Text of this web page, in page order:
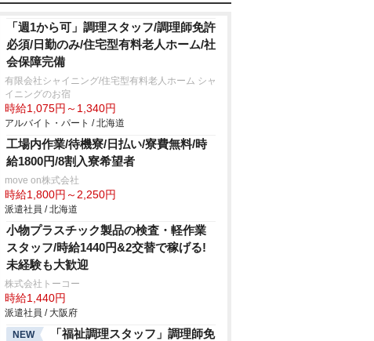
「週1から可」調理スタッフ/調理師免許
必須/日勤のみ/住宅型有料老人ホーム/社
会保障完備
有限会社シャイニング/住宅型有料老人ホーム シャ
イニングのお宿
時給1,075円～1,340円
アルバイト・パート / 北海道
工場内作業/待機寮/日払い/寮費無料/時
給1800円/8割入寮希望者
move on株式会社
時給1,800円～2,250円
派遣社員 / 北海道
小物プラスチック製品の検査・軽作業
スタッフ/時給1440円&2交替で稼げる!
未経験も大歓迎
株式会社トーコー
時給1,440円
派遣社員 / 大阪府
NEW
「福祉調理スタッフ」調理師免